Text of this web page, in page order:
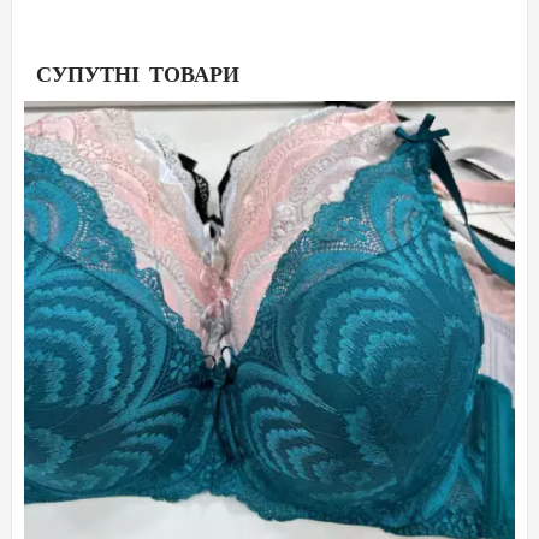
СУПУТНІ ТОВАРИ